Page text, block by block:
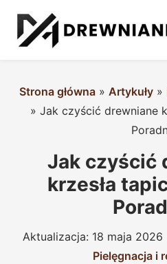
Strona główna » Artykuły »
» Jak czyścić drewniane
Jak czyścić
krzesła
Aktualizacja: 18 maja 2026
Pielęgnacja i